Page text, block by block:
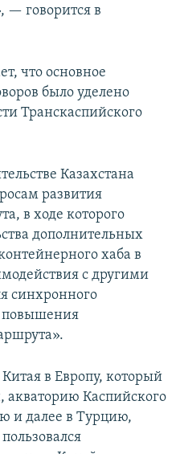
— говорится в
что основное
было уделено
Транскаспийского
Казахстана
развития
в ходе которого
дополнительных
хаба в
с другими
синхронного
повышения
в Европу, который
акваторию Каспийского
и далее в Турцию,